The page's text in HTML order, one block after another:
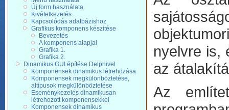
Új form használata
Kivételkezelés
Kapcsolódás adatbázishoz
Grafikus komponens készítése
Bevezetés
A komponens alapjai
Grafika 1.
Grafika 2.
Dinamikus GUI építése Delphivel
Komponensek dinamikus létrehozása
Komponensek megkülönböztetése,
altípusok megkülönböztetése
Eseménykezelés dinamikusan
létrehozott komponensekkel
Komponensek dinamikus
nyelvre is,
az
Az